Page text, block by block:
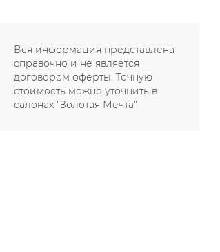
Вся информация представлена
справочно и не является
договором оферты. Точную
стоимость можно уточнить в
салонах "Золотая Мечта"